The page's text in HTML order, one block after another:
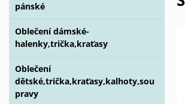
pánské
Oblečení dámské-
halenky,trička,kraťasy
Oblečení
dětské,trička,kraťasy,kalhoty,sou
pravy